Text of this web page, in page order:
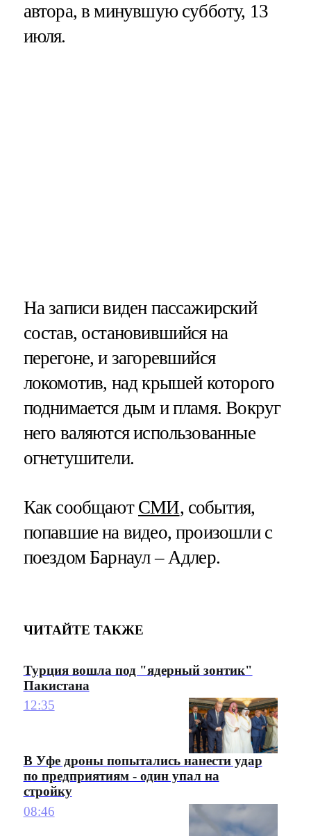
автора, в минувшую субботу, 13
июля.
На записи виден пассажирский
состав, остановившийся на
перегоне, и загоревшийся
локомотив, над крышей которого
поднимается дым и пламя. Вокруг
него валяются использованные
огнетушители.
Как сообщают СМИ, события,
попавшие на видео, произошли с
поездом Барнаул – Адлер.
ЧИТАЙТЕ ТАКЖЕ
Турция вошла под "ядерный зонтик"
Пакистана
12:35
В Уфе дроны попытались нанести удар
по предприятиям - один упал на
стройку
08:46